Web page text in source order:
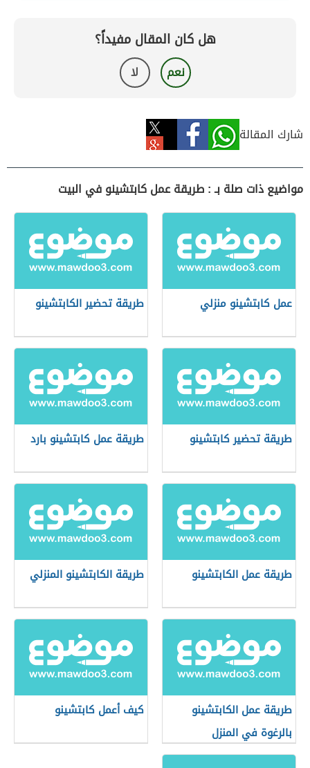
هل كان المقال مفيداً؟
نعم لا
شارك المقالة
مواضيع ذات صلة بـ : طريقة عمل كابتشينو في البيت
عمل كابتشينو منزلي طريقة تحضير الكابتشينو
طريقة تحضير كابتشينو طريقة عمل كابتشينو بارد
طريقة عمل الكابتشينو طريقة الكابتشينو المنزلي
طريقة عمل الكابتشينو
بالرغوة في المنزل
كيف أعمل كابتشينو